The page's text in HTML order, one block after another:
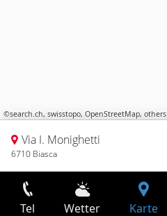
©search.ch, swisstopo, OpenStreetMap, others
Via I. Monighetti
6710 Biasca
Tel Wetter Karte